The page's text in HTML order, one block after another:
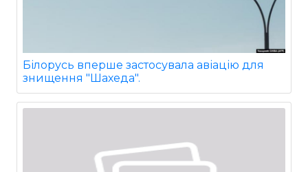
Білорусь вперше застосувала авіацію для
знищення "Шахеда".